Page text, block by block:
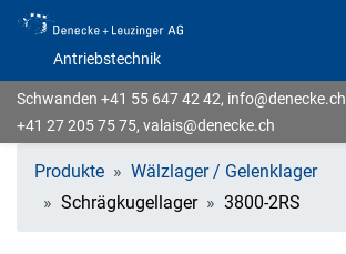
Antriebstechnik
Schwanden +41 55 647 42 42, info@denecke.ch
+41 27 205 75 75, valais@denecke.ch
Produkte
Wälzlager / Gelenklager
Schrägkugellager
3800-2RS